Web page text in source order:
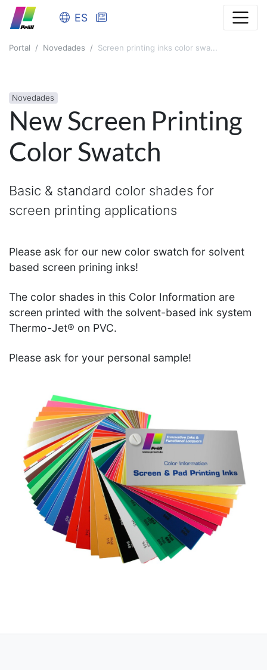
ES
Portal Novedades Screen printing inks color swa...
Novedades
New Screen Printing
Color Swatch
Basic & standard color shades for
screen printing applications
Please ask for our new color swatch for solvent
based screen prining inks!
The color shades in this Color Information are
screen printed with the solvent-based ink system
Thermo-Jet® on PVC.
Please ask for your personal sample!